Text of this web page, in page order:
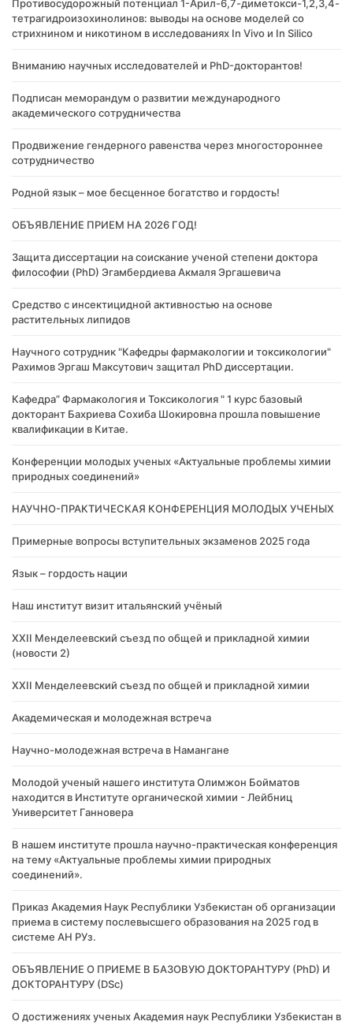
Противосудорожный потенциал 1-Арил-6,7-диметокси-1,2,3,4-
тетрагидроизохинолинов: выводы на основе моделей со
стрихнином и никотином в исследованиях In Vivo и In Silico
Вниманию научных исследователей и PhD-докторантов!
Подписан меморандум о развитии международного
академического сотрудничества
Продвижение гендерного равенства через многостороннее
сотрудничество
Родной язык – мое бесценное богатство и гордость!
ОБЪЯВЛЕНИЕ ПРИЕМ НА 2026 ГОД!
Защита диссертации на соискание ученой степени доктора
философии (PhD) Эгамбердиева Акмаля Эргашевича
Cредство с инсектицидной активностью на основе
растительных липидов
Научного сотрудник "Кафедры фармакологии и токсикологии"
Рахимов Эргаш Максутович защитал PhD диссертации.
Кафедра” Фармакология и Токсикология " 1 курс базовый
докторант Бахриева Сохиба Шокировна прошла повышение
квалификации в Китае.
Конференции молодых ученых «Актуальные проблемы химии
природных соединений»
НАУЧНО-ПРАКТИЧЕСКАЯ КОНФЕРЕНЦИЯ МОЛОДЫХ УЧЕНЫХ
Примерные вопросы вступительных экзаменов 2025 года
Язык – гордость нации
Наш институт визит итальянский учёный
XXII Менделеевский съезд по общей и прикладной химии
(новости 2)
XXII Менделеевский съезд по общей и прикладной химии
Академическая и молодежная встреча
Научно-молодежная встреча в Намангане
Молодой ученый нашего института Олимжон Бойматов
находится в Институте органической химии - Лейбниц
Университет Ганновера
В нашем институте прошла научно-практическая конференция
на тему «Актуальные проблемы химии природных
соединений».
Приказ Академия Наук Республики Узбекистан об организации
приема в систему послевысшего образования на 2025 год в
системе АН РУз.
​ОБЪЯВЛЕНИЕ О ПРИЕМЕ В БАЗОВУЮ ДОКТОРАНТУРУ (PhD) И
ДОКТОРАНТУРУ (DSc)
О достижениях ученых Академия наук Республики Узбекистан в